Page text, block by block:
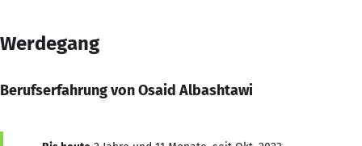
Werdegang
Berufserfahrung von Osaid Albashtawi